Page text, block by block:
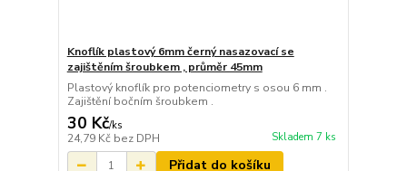
Knoflík plastový 6mm černý nasazovací se
zajištěním šroubkem , průměr 45mm
Plastový knoflík pro potenciometry s osou 6 mm .
Zajištění bočním šroubkem .
30 Kč/ks
24,79 Kč bez DPH Skladem 7 ks
Přidat do košíku